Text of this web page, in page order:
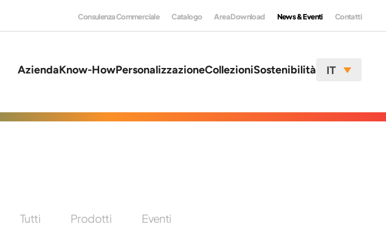
Consulenza Commerciale Catalogo Area Download News & Eventi Contatti
AziendaKnow-HowPersonalizzazioneCollezioniSostenibilità IT
Tutti Prodotti Eventi